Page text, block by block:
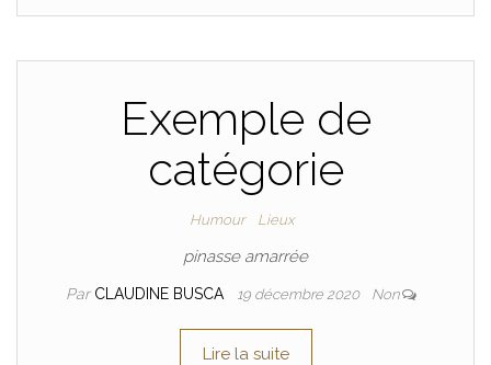
Exemple de
catégorie
Humour Lieux
pinasse amarrée
Par CLAUDINE BUSCA 19 décembre 2020 Non
Lire la suite